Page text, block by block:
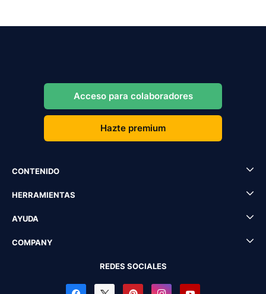
Acceso para colaboradores
Hazte premium
CONTENIDO
HERRAMIENTAS
AYUDA
COMPANY
REDES SOCIALES